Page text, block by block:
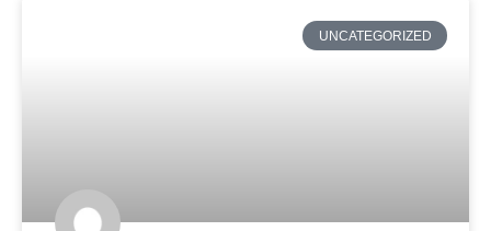
UNCATEGORIZED